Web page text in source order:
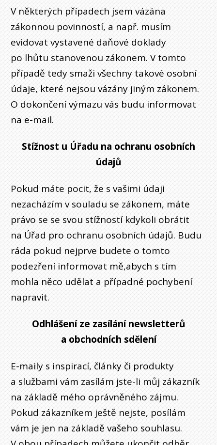
V některých případech jsem vázána
zákonnou povinností, a např. musím
evidovat vystavené daňové doklady
po lhůtu stanovenou zákonem. V tomto
případě tedy smaži všechny takové osobní
údaje, které nejsou vázány jiným zákonem.
O dokončení výmazu vás budu informovat
na e-mail.
Stížnost u Úřadu na ochranu osobních
údajů
Pokud máte pocit, že s vašimi údaji
nezacházím v souladu se zákonem, máte
právo se se svou stížností kdykoli obrátit
na Úřad pro ochranu osobních údajů. Budu
ráda pokud nejprve budete o tomto
podezření informovat mě,abych s tím
mohla něco udělat a případné pochybení
napravit.
Odhlášení ze zasílání newsletterů
a obchodních sdělení
E-maily s inspirací, články či produkty
a službami vám zasílám jste-li můj zákazník
na základě mého oprávněného zájmu.
Pokud zákazníkem ještě nejste, posílám
vám je jen na základě vašeho souhlasu.